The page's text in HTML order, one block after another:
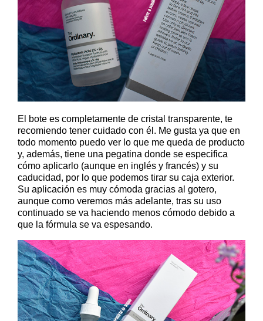
El bote es completamente de cristal transparente, te
recomiendo tener cuidado con él. Me gusta ya que en
todo momento puedo ver lo que me queda de producto
y, además, tiene una pegatina donde se especifica
cómo aplicarlo (aunque en inglés y francés) y su
caducidad, por lo que podemos tirar su caja exterior.
Su aplicación es muy cómoda gracias al gotero,
aunque como veremos más adelante, tras su uso
continuado se va haciendo menos cómodo debido a
que la fórmula se va espesando.